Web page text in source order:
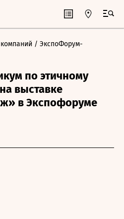
/ ЭкспоФорум-
по этичному
выставке
в Экспофоруме